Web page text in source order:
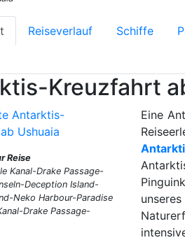
Reiseverlauf Schiffe
Kreuzfahrt
Reise
Kanal-Drake Passage-
Deception Island-
Neko Harbour-Paradise
Drake Passage-
Eine
Antarkti